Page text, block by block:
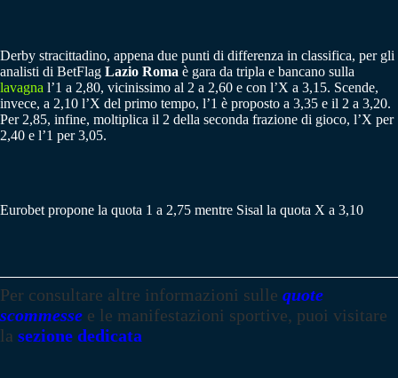
Derby stracittadino, appena due punti di differenza in classifica, per gli
analisti di BetFlag Lazio Roma è gara da tripla e bancano sulla
lavagna l’1 a 2,80, vicinissimo al 2 a 2,60 e con l’X a 3,15. Scende,
invece, a 2,10 l’X del primo tempo, l’1 è proposto a 3,35 e il 2 a 3,20.
Per 2,85, infine, moltiplica il 2 della seconda frazione di gioco, l’X per
2,40 e l’1 per 3,05.
Eurobet propone la quota 1 a 2,75 mentre Sisal la quota X a 3,10
Per consultare altre informazioni sulle quote
scommesse e le manifestazioni sportive, puoi visitare
la sezione dedicata